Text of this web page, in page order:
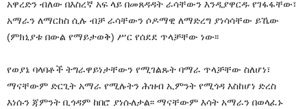
አዋረድን ብለው በእስረኛ አፍ ላይ በመጸዳዳት ራሳቸውን እንዲያዋርዱ የገፋፋቸው፣
አማራን ለማርከስ ሲሉ ብቻ ራሳቸውን ሶዶማዊ ለማድረግ ያነሳሳቸው ይኼው
(ምክኒያቱ በውል የማይታወቅ) ሥር የሰደደ ጥላቻቸው ነው፡፡
የወያኔ ባላባቶች ትግራዋይነታቸውን የሚገልጹት ባማራ ጥላቻቸው ስለሆነ፣
ማናቸውም ድርጊት አማራ የሚሉትን ሕዝብ ኢምንት የሚጎዳ እስከሆነ ድረስ
እነሱን ጃምንት ቢጎዳም ከበሮ ያነሱለታል፡፡ ማናቸውም እሳት አማራን በወላፈኑ